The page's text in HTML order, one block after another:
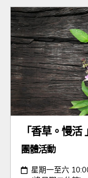
「香草。慢活
團體活動
日期：
星期一至六